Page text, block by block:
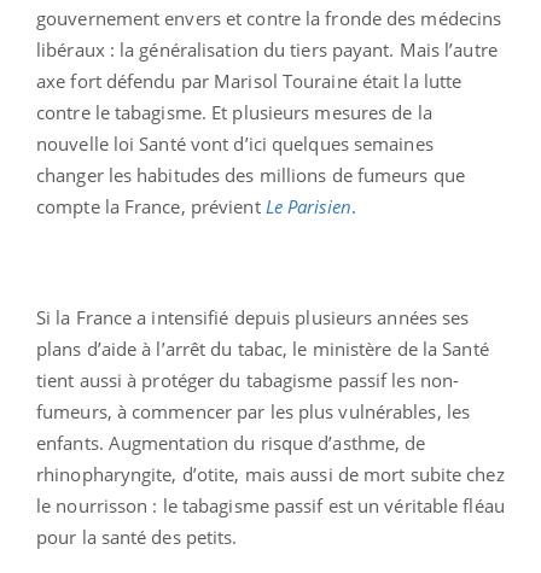
gouvernement envers et contre la fronde des médecins
libéraux : la généralisation du tiers payant. Mais l’autre
axe fort défendu par Marisol Touraine était la lutte
contre le tabagisme. Et plusieurs mesures de la
nouvelle loi Santé vont d’ici quelques semaines
changer les habitudes des millions de fumeurs que
compte la France, prévient Le Parisien.
Si la France a intensifié depuis plusieurs années ses
plans d’aide à l’arrêt du tabac, le ministère de la Santé
tient aussi à protéger du tabagisme passif les non-
fumeurs, à commencer par les plus vulnérables, les
enfants. Augmentation du risque d’asthme, de
rhinopharyngite, d’otite, mais aussi de mort subite chez
le nourrisson : le tabagisme passif est un véritable fléau
pour la santé des petits.